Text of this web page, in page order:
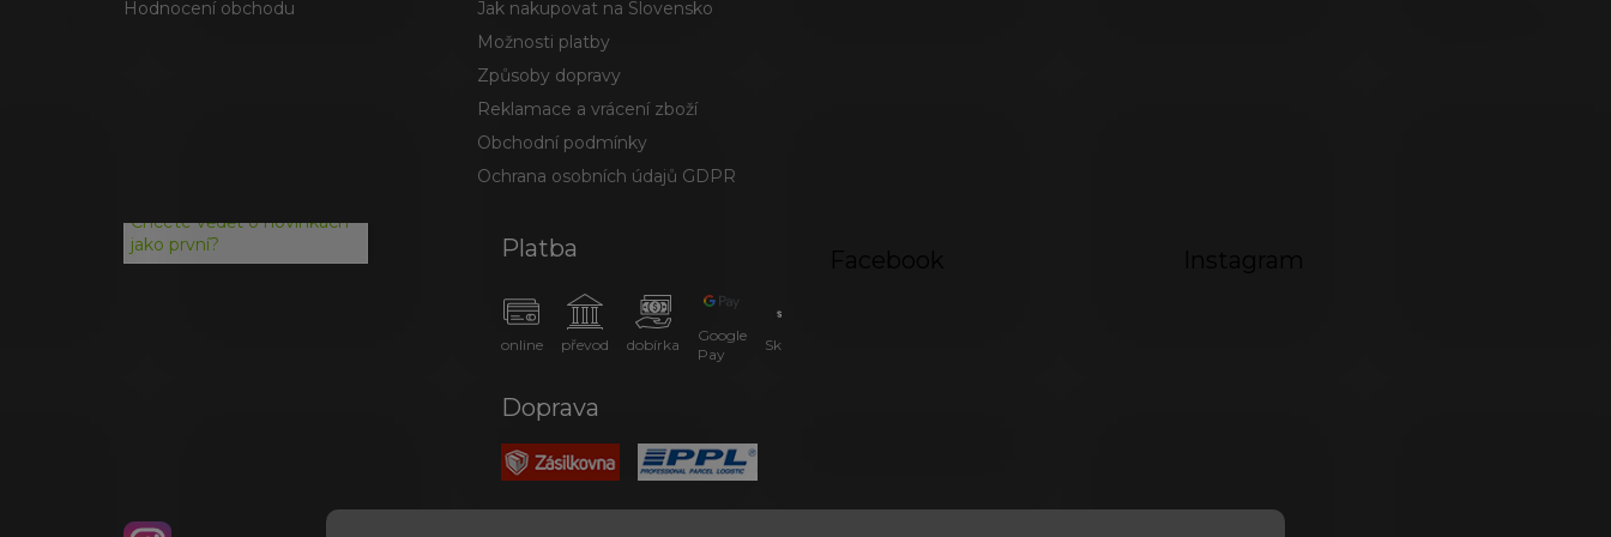
Hodnocení obchodu
Jak nakupovat na Slovensko
Možnosti platby
Způsoby dopravy
Reklamace a vrácení zboží
Obchodní podmínky
Ochrana osobních údajů GDPR
Chcete vědět o novinkách
jako první?
Platba
online převod dobírka
Google
Pay
SkipPay
Doprava